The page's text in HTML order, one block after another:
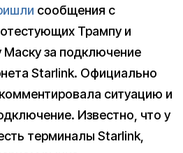
сообщения с
Трампу и
за подключение
Starlink. Официально
ситуацию и
Известно, что у
терминалы Starlink,